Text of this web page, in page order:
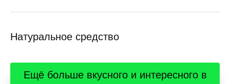
Натуральное средство
Ещё больше вкусного и интересного в